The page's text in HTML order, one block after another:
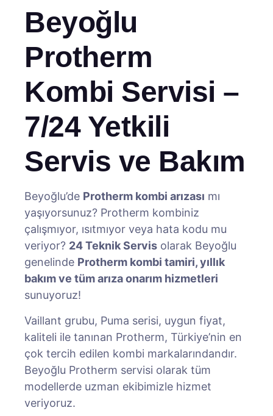
Beyoğlu
Protherm
Kombi Servisi –
7/24 Yetkili
Servis ve Bakım
Beyoğlu’de Protherm kombi arızası mı
yaşıyorsunuz? Protherm kombiniz
çalışmıyor, ısıtmıyor veya hata kodu mu
veriyor? 24 Teknik Servis olarak Beyoğlu
genelinde Protherm kombi tamiri, yıllık
bakım ve tüm arıza onarım hizmetleri
sunuyoruz!
Vaillant grubu, Puma serisi, uygun fiyat,
kaliteli ile tanınan Protherm, Türkiye’nin en
çok tercih edilen kombi markalarındandır.
Beyoğlu Protherm servisi olarak tüm
modellerde uzman ekibimizle hizmet
veriyoruz.